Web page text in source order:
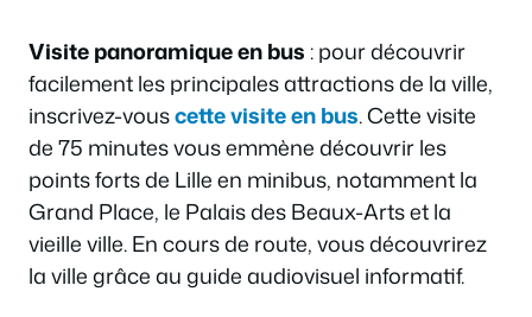
Visite panoramique en bus : pour découvrir
facilement les principales attractions de la ville,
inscrivez-vouscette visite en bus. Cette visite
de 75 minutes vous emmène découvrir les
points forts de Lille en minibus, notamment la
Grand Place, le Palais des Beaux-Arts et la
vieille ville. En cours de route, vous découvrirez
la ville grâce au guide audiovisuel informatif.